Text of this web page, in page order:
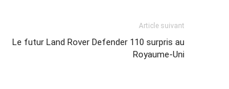
Article suivant
Le futur Land Rover Defender 110 surpris au
Royaume-Uni